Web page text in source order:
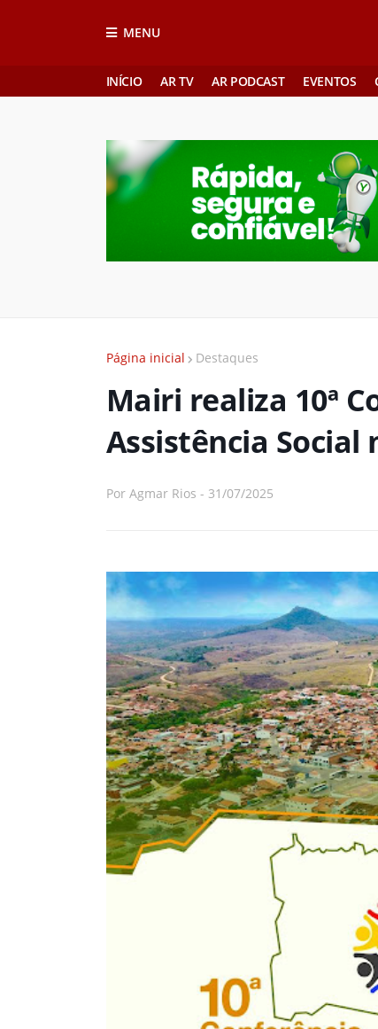
MENU
INÍCIO AR TV AR PODCAST EVENTOS
Página inicial Destaques
Mairi realiza 10ª
Assistência Social
Por Agmar Rios - 31/07/2025